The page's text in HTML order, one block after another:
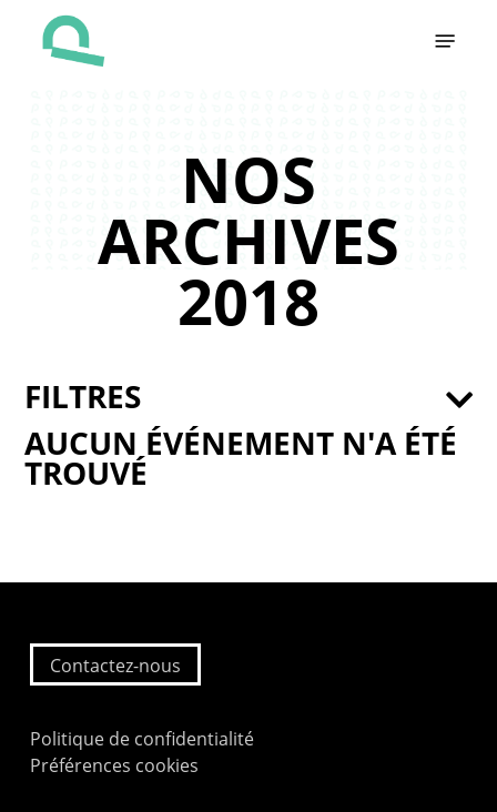
NOS
ARCHIVES
2018
AUCUN ÉVÉNEMENT N'A ÉTÉ
TROUVÉ
FILTRES
Contactez-nous
Politique de confidentialité
Préférences cookies